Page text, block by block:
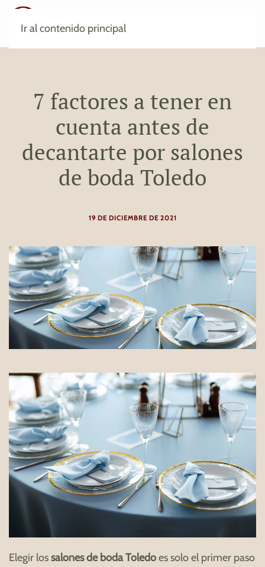
Ir al contenido principal
7 factores a tener en
cuenta antes de
decantarte por salones
de boda Toledo
19 DE DICIEMBRE DE 2021
Elegir lossalones de boda Toledoes solo el primer paso